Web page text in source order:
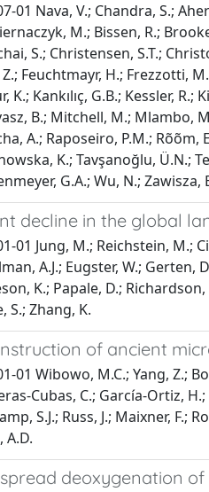
01 Nava, V.; Chandra, S.;
M.; Bissen, R.;
S.; Christensen, S.T.;
Z.; Feuchtmayr, H.; Frezzotti,
K.; Kankılıç, G.B.; Kessler,
B.; Mitchell, M.; Mlambo,
A.; Raposeiro, P.M.; Rõõm,
K.; Tavşanoğlu, Ü.N.;
G.A.; Wu, N.; Zawisza,
decline in the global
01 Jung, M.; Reichstein, M.;
A.J.; Eugster, W.; Gerten,
K.; Papale, D.;
S.; Zhang, K.
of ancient
01 Wibowo, M.C.; Yang, Z.;
Cubas, C.; García-Ortiz,
S.J.; Russ, J.; Maixner, F.;
A.D.
deoxygenation